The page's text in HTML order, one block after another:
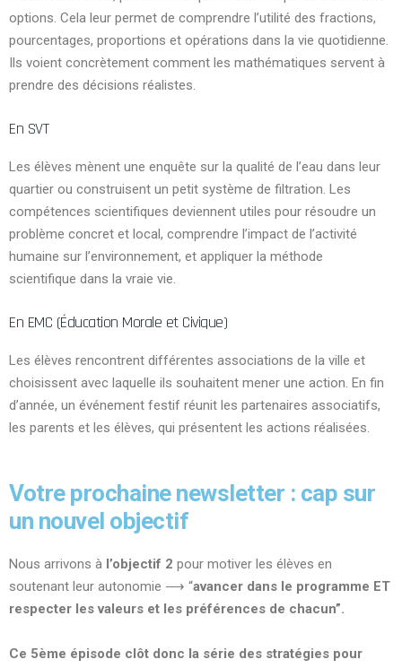
options. Cela leur permet de comprendre l’utilité des fractions,
pourcentages, proportions et opérations dans la vie quotidienne.
Ils voient concrètement comment les mathématiques servent à
prendre des décisions réalistes.
En SVT
Les élèves mènent une enquête sur la qualité de l’eau dans leur
quartier ou construisent un petit système de filtration. Les
compétences scientifiques deviennent utiles pour résoudre un
problème concret et local, comprendre l’impact de l’activité
humaine sur l’environnement, et appliquer la méthode
scientifique dans la vraie vie.
En EMC (Éducation Morale et Civique)
Les élèves rencontrent différentes associations de la ville et
choisissent avec laquelle ils souhaitent mener une action. En fin
d’année, un événement festif réunit les partenaires associatifs,
les parents et les élèves, qui présentent les actions réalisées.
Votre prochaine newsletter : cap sur
un nouvel objectif
Nous arrivons à l’objectif 2 pour motiver les élèves en
soutenant leur autonomie ⟶ “avancer dans le programme ET
respecter les valeurs et les préférences de chacun”.
Ce 5ème épisode clôt donc la série des stratégies pour